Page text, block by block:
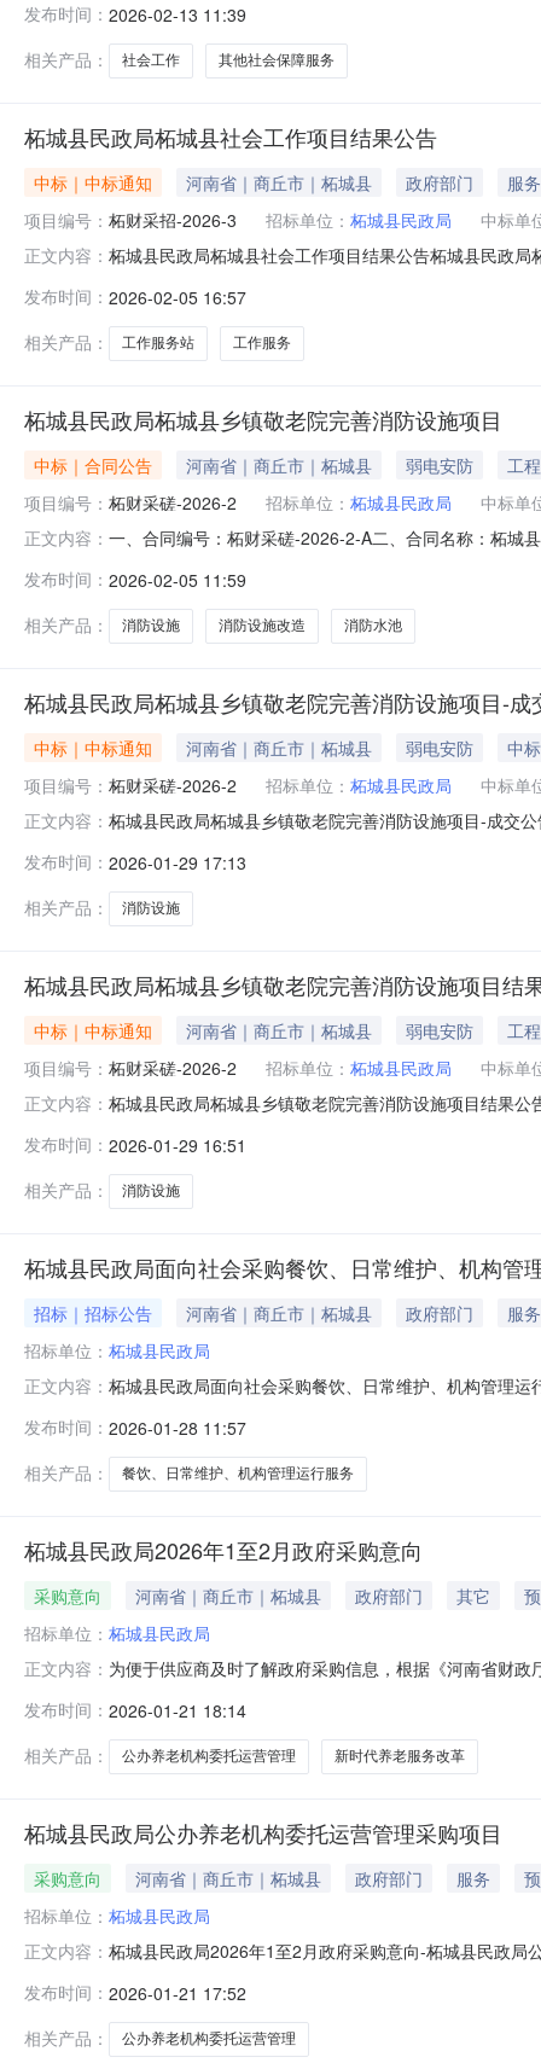
型地址：郑州市金水区卫生路红旗路民福大厦2楼联系人
等
发布时间： 2026-02-13 11:39
相关产品：
社会工作 其他社会保障服务
柘城县民政局柘城县社会工作项目结果公告
中标｜中标通知 河南省｜商丘市｜柘城县 政府部门
服务
项目编号： 柘财采招-2026-3 招标单位： 柘城县民政局
中标单
正文内容： 柘城县民政局柘城县社会工作项目结果公告柘城县民政
来源：财政资金5、项目控制价：260.000000万元二、
源交易中心
发布时间： 2026-02-05 16:57
相关产品：
工作服务站 工作服务
柘城县民政局柘城县乡镇敬老院完善消防设施项目
中标｜合同公告 河南省｜商丘市｜柘城县 弱电安防
工程
项目编号： 柘财采磋-2026-2 招标单位： 柘城县民政局
中标单
正文内容： 一、合同编号：柘财采磋-2026-2-A二、合同名称：柘城
司企业规模：小型地址：河南省安阳市林州市建筑总部
发布时间： 2026-02-05 11:59
相关产品：
消防设施 消防设施改造 消防水池
柘城县民政局柘城县乡镇敬老院完善消防设施项目-成
中标｜中标通知 河南省｜商丘市｜柘城县 弱电安防
中
项目编号： 柘财采磋-2026-2 招标单位： 柘城县民政局
中标单
正文内容： 柘城县民政局柘城县乡镇敬老院完善消防设施项目-成交
信息E4114002441D10385001001竞争性磋商文件、图
发布时间： 2026-01-29 17:13
相关产品：
消防设施
柘城县民政局柘城县乡镇敬老院完善消防设施项目结
中标｜中标通知 河南省｜商丘市｜柘城县 弱电安防
工程
项目编号： 柘财采磋-2026-2 招标单位： 柘城县民政局
中标单
正文内容： 柘城县民政局柘城县乡镇敬老院完善消防设施项目结果
项目控制价：258.317730万元二、招标公告发布媒体及
发布。三、磋商信
发布时间： 2026-01-29 16:51
相关产品：
消防设施
柘城县民政局面向社会采购餐饮、日常维护、机构管
招标｜招标公告 河南省｜商丘市｜柘城县 政府部门
服务
招标单位： 柘城县民政局
正文内容： 柘城县民政局面向社会采购餐饮、日常维护、机构管理
全部招标工作完成招募主体：柘城县民政局二、代理机
术能力及人员配备，近3年至少具备1项相关项目招
发布时间： 2026-01-28 11:57
相关产品：
餐饮、日常维护、机构管理运行服务
柘城县民政局2026年1至2月政府采购意向
采购意向 河南省｜商丘市｜柘城县 政府部门 其它
招标单位： 柘城县民政局
正文内容： 为便于供应商及时了解政府采购信息，根据《河南省财
化新时代养老服务改革发展的实施意见，对县域所辖公
关采购公告和采购文件为准
发布时间： 2026-01-21 18:14
相关产品：
公办养老机构委托运营管理 新时代养老服务改革
柘城县民政局公办养老机构委托运营管理采购项目
采购意向 河南省｜商丘市｜柘城县 政府部门 服务
招标单位： 柘城县民政局
正文内容： 柘城县民政局2026年1至2月政府采购意向-柘城县民政局
需求概况：落实上级关于深化新时代养老服务改革发展
作的初步安排，具
发布时间： 2026-01-21 17:52
相关产品：
公办养老机构委托运营管理